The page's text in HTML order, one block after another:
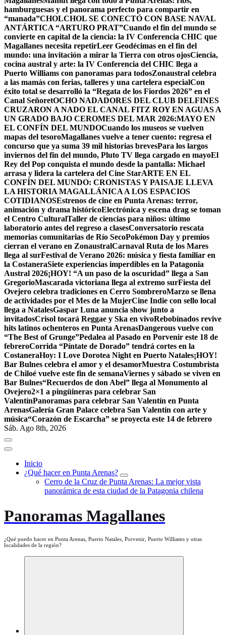
hamburguesas y el panorama perfecto para compartir en
“manada”CHOLCHOL SE CONECTÓ CON BASE NAVAL
ANTÁRTICA “ARTURO PRAT”Cuando el fin del mundo se
convierte en capital de la ciencia: la IV Conferencia CHIC que
Magallanes necesita repetirLeer Geodécimas en el fin del
mundo: una invitación a mirar la Tierra con otros ojosCiencia,
cocina austral y arte: la IV Conferencia del CHIC llega a
Puerto Williams con panoramas para todosZonaustral celebra
a las mamás con ferias, talleres y una cartelera especialCon
éxito total se desarrolló la “Regata de los Fiordos 2026” en el
Canal SeñoretOCHO NADADORES DEL CLUB DELFINES
CRUZARON A NADO EL CANAL FITZ ROY EN AGUAS A
UN GRADO BAJO CEROMES DEL MAR 2026:MAYO EN
EL CONFÍN DEL MUNDOCuando los museos se vuelven
mapas del tesoroMagallanes vuelve a tener cuento: regresa el
concurso que ya suma 39 mil historias brevesPara los largos
inviernos del fin del mundo, Pluto TV llega cargado en mayoEl
Rey del Pop conquista el mundo desde la pantalla: Michael
arrasa y lidera la cartelera del Cine StarARTE EN EL
CONFÍN DEL MUNDO: CRONISTAS Y PAISAJE LLEVA
LA HISTORIA MAGALLÁNICA A LOS ESPACIOS
COTIDIANOSEstrenos de cine en Punta Arenas: terror,
animación y drama históricoElectrónica y escena drag se toman
el Centro CulturalTaller de ciencias para niños: último
laboratorio antes del regreso a clasesConversatorio rescata
memorias comunitarias de Río SecoPokémon Day y premios
cierran el verano en ZonaustralCarnaval Ruta de los Mares
llega al surFestival de Verano 2026: música y fiesta familiar en
la CostaneraSiete experiencias imperdibles en la Patagonia
Austral 2026¡HOY! “A un paso de la oscuridad” llega a San
GregorioMascarada victoriana llega al extremo surFiesta del
Ovejero celebra tradiciones en Cerro SombreroMarzo se llena
de actividades por el Mes de la MujerCine Indie con sello local
llega a NatalesGaspar Luna anuncia show junto a
invitadosCrisol tocará Reggae y Ska en vivoRebobinados revive
hits latinos ochenteros en Punta ArenasDangerous vuelve con
“The Best of Grunge”Pedalea al Pasado en Porvenir este 18 de
febreroCorrida “Píntate de Dorado” tendrá cortes en la
CostaneraHoy: I Love Dorotea Night en Puerto Natales¡HOY!
Bar Bulnes celebra el amor y el desamorMuestra Costumbrista
de Chiloé vuelve este fin de semanaViernes y sábado se viven en
Bar Bulnes“Recuerdos de don Abel” llega al Monumento al
Ovejero2×1 a pingüineras para celebrar San
ValentínPanoramas para celebrar San Valentín en Punta
ArenasGalería Gran Palace celebra San Valentín con arte y
música“Corazón de Escarcha” se proyecta este 14 de febrero
Sáb. Ago 8th, 2026
Inicio
¿Qué hacer en Punta Arenas?
Cerro de la Cruz de Punta Arenas: La mejor vista
panorámica de esta ciudad de la Patagonia chilena
Panoramas Magallanes
¿Qué puedo hacer en Punta Arenas, Puerto Natales, Porvenir, Puerto Williams y otras
localidades de la región?